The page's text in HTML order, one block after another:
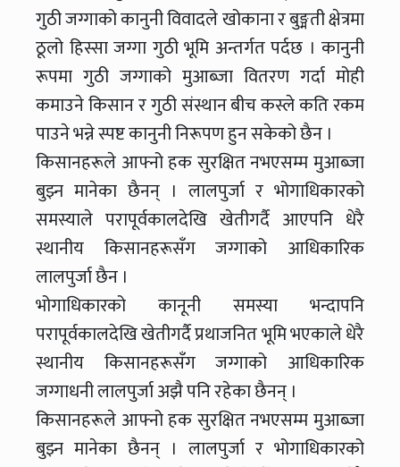
गुठी जग्गाको कानुनी विवादले खोकाना र बुङ्मती क्षेत्रमा
ठूलो हिस्सा जग्गा गुठी भूमि अन्तर्गत पर्दछ । कानुनी
रूपमा गुठी जग्गाको मुआब्जा वितरण गर्दा मोही
कमाउने किसान र गुठी संस्थान बीच कस्ले कति रकम
पाउने भन्ने स्पष्ट कानुनी निरूपण हुन सकेको छैन ।
किसानहरूले आफ्नो हक सुरक्षित नभएसम्म मुआब्जा
बुझ्न मानेका छैनन् । लालपुर्जा र भोगाधिकारको
समस्याले परापूर्वकालदेखि खेतीगर्दै आएपनि धेरै
स्थानीय किसानहरूसँग जग्गाको आधिकारिक
लालपुर्जा छैन ।
भोगाधिकारको कानूनी समस्या भन्दापनि
परापूर्वकालदेखि खेतीगर्दै प्रथाजनित भूमि भएकाले धेरै
स्थानीय किसानहरूसँग जग्गाको आधिकारिक
जग्गाधनी लालपुर्जा अझै पनि रहेका छैनन् ।
किसानहरूले आफ्नो हक सुरक्षित नभएसम्म मुआब्जा
बुझ्न मानेका छैनन् । लालपुर्जा र भोगाधिकारको